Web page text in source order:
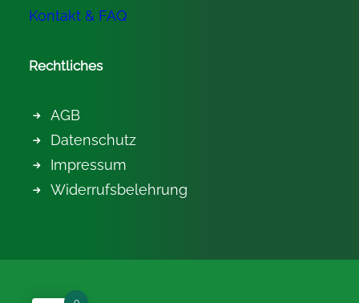
Kontakt & FAQ
Rechtliches
AGB
Datenschutz
Impressum
Widerrufsbelehrung